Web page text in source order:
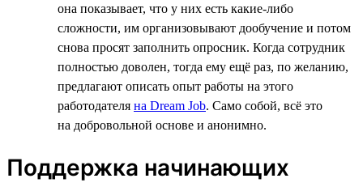
она показывает, что у них есть какие-либо
сложности, им организовывают дообучение и потом
снова просят заполнить опросник. Когда сотрудник
полностью доволен, тогда ему ещё раз, по желанию,
предлагают описать опыт работы на этого
работодателя на Dream Job. Само собой, всё это
на добровольной основе и анонимно.
Поддержка начинающих